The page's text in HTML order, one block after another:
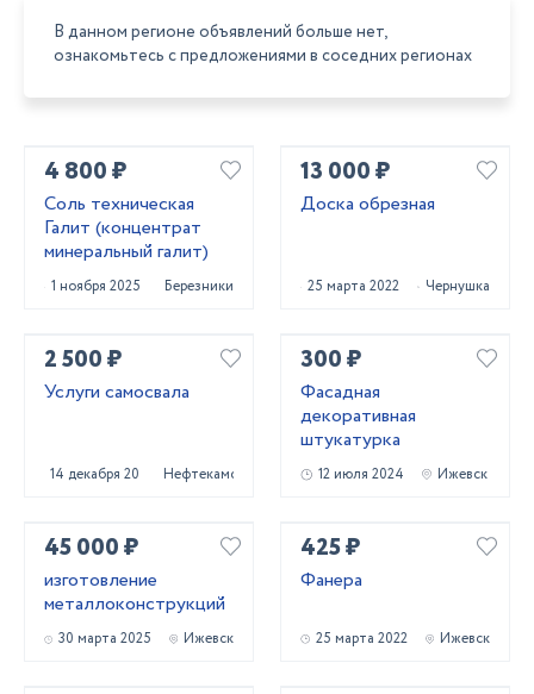
В данном регионе объявлений больше нет,
ознакомьтесь с предложениями в соседних регионах
4 800 ₽
Соль техническая
Галит (концентрат
минеральный галит)
1 ноября 2025 Березники
13 000 ₽
Доска обрезная
25 марта 2022 Чернушка
2 500 ₽
Услуги самосвала
14 декабря 2023 Нефтекамск
300 ₽
Фасадная
декоративная
штукатурка
12 июля 2024 Ижевск
45 000 ₽
изготовление
металлоконструкций
30 марта 2025 Ижевск
425 ₽
Фанера
25 марта 2022 Ижевск